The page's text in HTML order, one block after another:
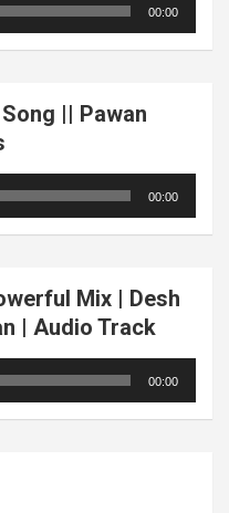
00:00
|| Pawan
00:00
Mix | Desh
| Audio Track
00:00